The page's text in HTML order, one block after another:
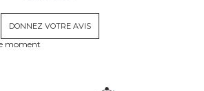
DONNEZ VOTRE AVIS
moment